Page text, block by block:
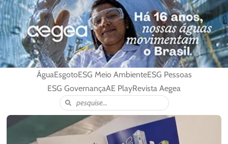
ÁguaEsgotoESG Meio AmbienteESG Pessoas
ESG GovernançaAE PlayRevista Aegea